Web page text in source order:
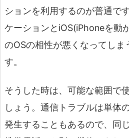
ションを利用するのが普通で
ケーションとiOS(iPhoneを動
のOSの相性が悪くなってしま
す。
そうした時は、可能な範囲で
しょう。通信トラブルは単体
発生することもあるので、同